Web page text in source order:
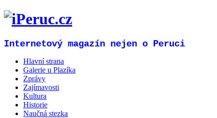
Internetový magazín nejen o Peruci
Hlavní strana
Galerie u Plazíka
Zprávy
Zajímavosti
Kultura
Historie
Naučná stezka